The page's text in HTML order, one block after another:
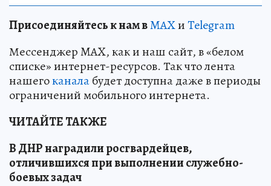
Присоединяйтесь к нам вMAXиTelegram
Мессенджер MAX, как и наш сайт, в «белом
списке» интернет-ресурсов. Так что лента
нашегоканалабудет доступна даже в периоды
ограничений мобильного интернета.
ЧИТАЙТЕ ТАКЖЕ
В ДНР наградили росгвардейцев,
отличившихся при выполнении служебно-
боевых задач